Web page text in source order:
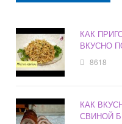
КАК
ВКУСНО
8618
КАК
СВИНОЙ